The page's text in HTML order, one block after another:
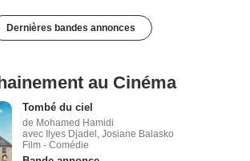
Dernières bandes annonces
au Cinéma
Tombé du ciel
de Mohamed Hamidi
avec Ilyes Djadel, Josiane Balasko
Film - Comédie